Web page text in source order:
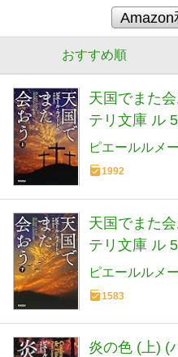
おすすめ順
天国でまた
テリ文庫 ル
ピエールルメ
1992
天国でまた
テリ文庫 ル
ピエールルメ
1583
炎の色 (上) (